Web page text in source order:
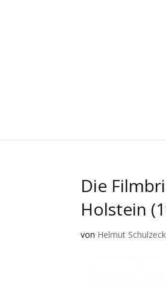
Die
Holstein
von Helmut Schulzeck